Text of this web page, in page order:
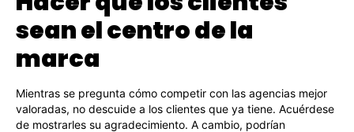
sean el centro de la
marca
Mientras se pregunta cómo competir con las agencias mejor
valoradas, no descuide a los clientes que ya tiene. Acuérdese
de mostrarles su agradecimiento. A cambio, podrían